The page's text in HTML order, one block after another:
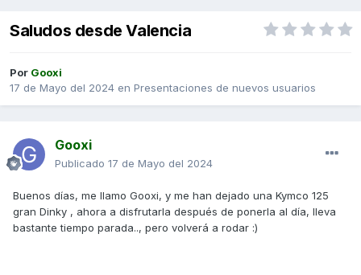
Saludos desde Valencia
Por Gooxi
17 de Mayo del 2024 en Presentaciones de nuevos usuarios
Gooxi
Publicado 17 de Mayo del 2024
Buenos días, me llamo Gooxi, y me han dejado una Kymco 125
gran Dinky , ahora a disfrutarla después de ponerla al día, lleva
bastante tiempo parada.., pero volverá a rodar :)